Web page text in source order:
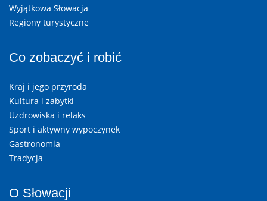
Wyjątkowa Słowacja
Regiony turystyczne
Co zobaczyć i robić
Kraj i jego przyroda
Kultura i zabytki
Uzdrowiska i relaks
Sport i aktywny wypoczynek
Gastronomia
Tradycja
O Słowacji